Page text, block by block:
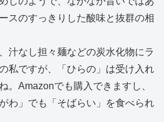
スのすっきりした酸味と抜群の相
汁なし担々麺などの炭水化物にラ
私ですが、「ひらの」は受け入れ
。Amazonでも購入できますし、
わ」でも「そばらい」を食べられ